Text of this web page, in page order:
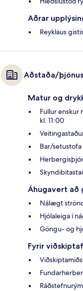
Aðrar
Reyklaus
Aðstaða/
Matur og
Fullur enskur
kl. 11:00
Bar/setustofa
Áhugavert að
Nálægt
Hjólaleiga í
Göngu- og
Fyrir